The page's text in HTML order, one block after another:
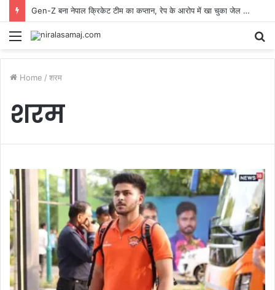
Gen-Z बना नेपाल क्रिकेट टीम का कप्तान, रेप के आरोप में खा चुका जेल की हवा
Menu
Home / शरम
शरम